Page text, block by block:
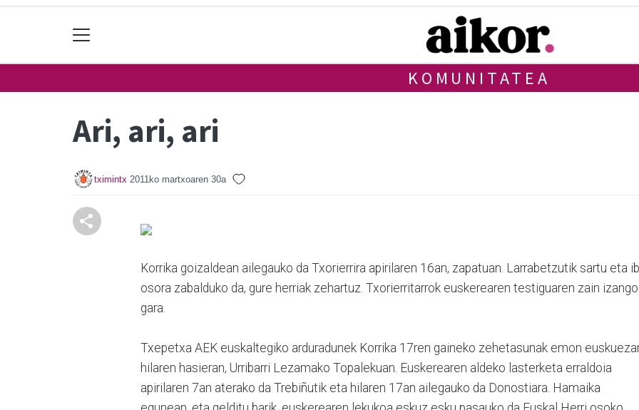
KOMUNITATEA
Ari, ari, ari
tximintx 2011ko martxoaren 30a
Korrika goizaldean ailegauko da Txorierrira apirilaren 16an, zapatuan. Larrabetzutik sartu eta
osora zabalduko da, gure herriak zehartuz. Txorierritarrok euskerearen testiguaren zain izango
gara.
Txepetxa AEK euskaltegiko arduradunek Korrika 17ren gaineko zehetasunak emon
hilaren hasieran, Urribarri Lezamako Topalekuan. Euskerearen aldeko lasterketa erraldoia
apirilaren 7an aterako da Trebiñutik eta hilaren 17an ailegauko da Donostiara. Hamaika